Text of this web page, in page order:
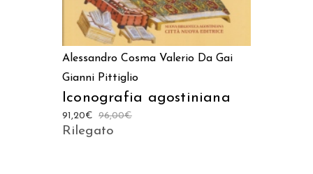
Alessandro Cosma Valerio Da Gai
Gianni Pittiglio
Iconografia agostiniana
96,00€
91,20€
Rilegato